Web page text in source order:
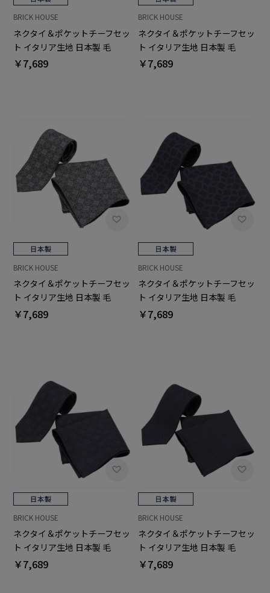
BRICK HOUSE
ネクタイ＆ポケットチーフセッ
ト イタリア生地 日本製 毛
100% カノニコ ビジネス フォ
￥7,689
BRICK HOUSE
ネクタイ＆ポケットチーフセッ
ト イタリア生地 日本製 毛
100% カノニコ ビジネス フォ
￥7,689
BRICK HOUSE
ネクタイ＆ポケットチーフセッ
ト イタリア生地 日本製 毛
100% カノニコ ビジネス フォ
￥7,689
BRICK HOUSE
ネクタイ＆ポケットチーフセッ
ト イタリア生地 日本製 毛
100% カノニコ ビジネス フォ
￥7,689
BRICK HOUSE
ネクタイ＆ポケットチーフセッ
ト イタリア生地 日本製 毛
100% カノニコ ビジネス フォ
￥7,689
BRICK HOUSE
ネクタイ＆ポケットチーフセッ
ト イタリア生地 日本製 毛
100% カノニコ ビジネス フォ
￥7,689